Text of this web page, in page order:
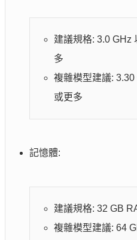
建議規格: 3.0 GHz
多
複雜模型建議:
或更多
記憶體:
建議規格: 32 GB
複雜模型建議: 64